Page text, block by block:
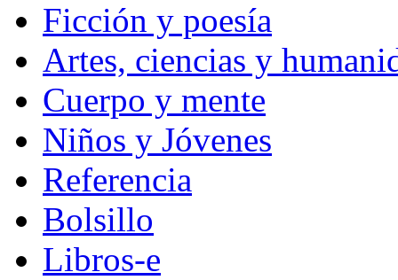
Ficción y poesía
Artes, ciencias y
Cuerpo y mente
Niños y Jóvenes
Referencia
Bolsillo
Libros-e